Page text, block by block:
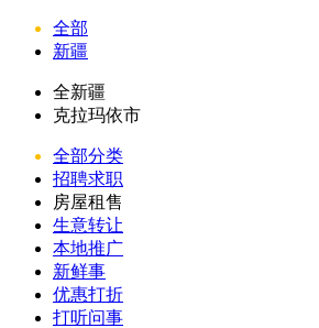
全部
新疆
全新疆
克拉玛依市
全部分类
招聘求职
房屋租售
生意转让
本地推广
新鲜事
优惠打折
打听问事